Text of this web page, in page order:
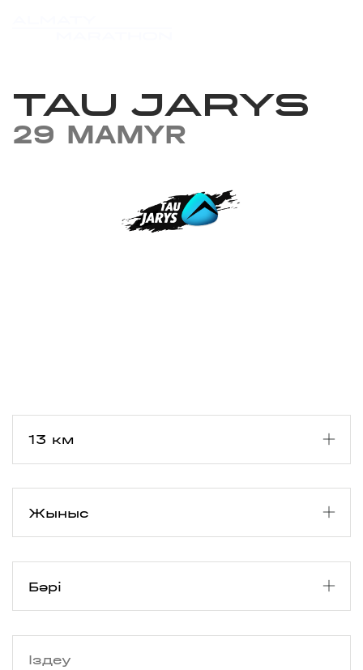
TAU JARYS
29 MAMYR